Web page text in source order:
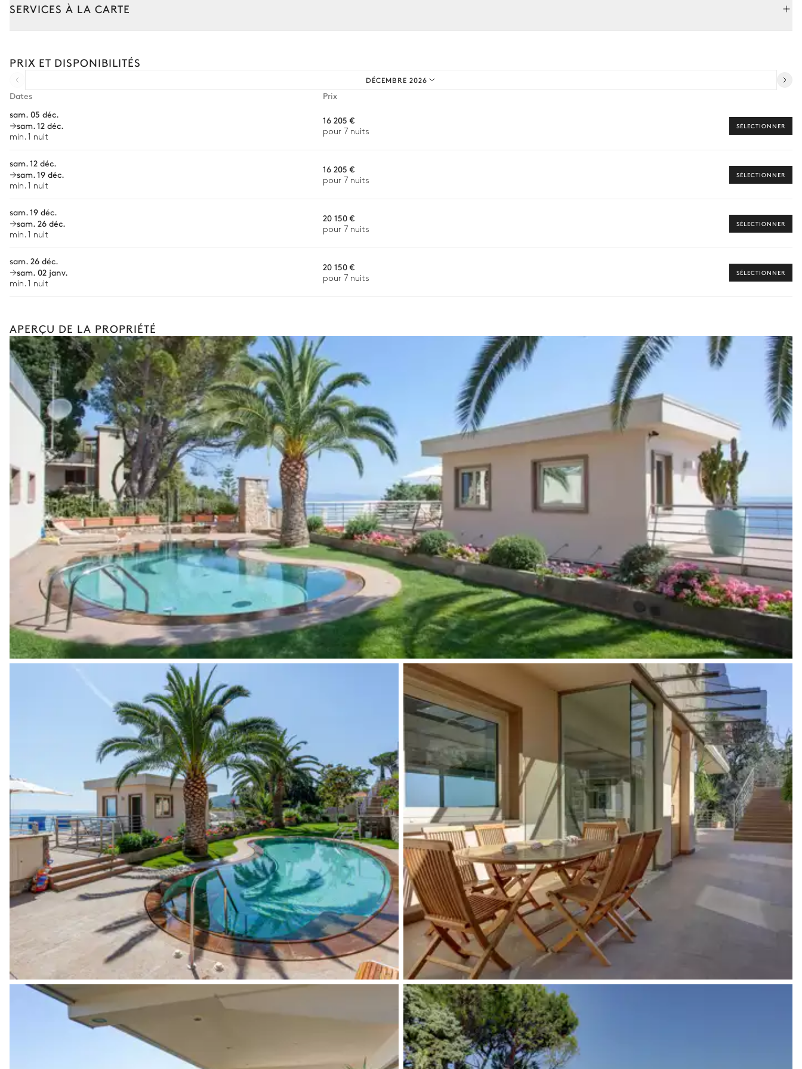
Charbon
Four à pizza
Table
Terrasse
Vue panoramique sur la mer
Jardin
Vue sur la mer
Potager
SERVICES À LA CARTE
Chef à domicile
Personnel de maison supplémentaire
Babysitter
Visites guidées et excursions
Balade à cheval
Cours de cuisine
PRIX ET DISPONIBILITÉS
DÉCEMBRE 2026
Dates
Prix
sam. 05 déc.
sam. 12 déc.
min. 1 nuit
16 205 €
pour 7 nuits
SÉLECTIONNER
sam. 12 déc.
sam. 19 déc.
min. 1 nuit
16 205 €
pour 7 nuits
SÉLECTIONNER
sam. 19 déc.
sam. 26 déc.
min. 1 nuit
20 150 €
pour 7 nuits
SÉLECTIONNER
sam. 26 déc.
sam. 02 janv.
min. 1 nuit
20 150 €
pour 7 nuits
SÉLECTIONNER
APERÇU DE LA PROPRIÉTÉ